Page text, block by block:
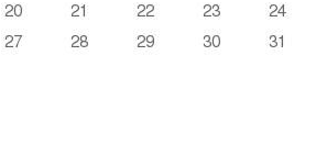
20 21 22 23
24
27 28 29 30
31